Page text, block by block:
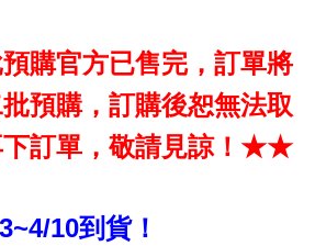
購官方已售完，訂單將
預購，訂購後恕無法取
下訂單，敬請見諒！★★
10到貨！